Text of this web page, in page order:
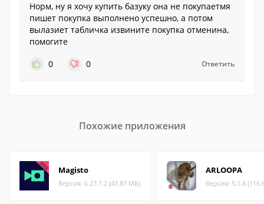
Норм, ну я хочу купить базуку она не покупаетмя
пишет покупка выполнено успешно, а потом
вылазиет табличка извините покупка отменина,
помогите
0
0 Ответить
Похожие приложения
Magisto
Версия: 6.27.1.2 (43.87 МБ)
ARLOOPA
Версия: 5.1.8